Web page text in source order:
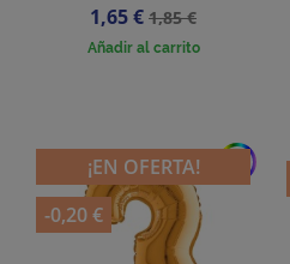
Precio
1,65 €Precio
base
1,85 €
Añadir al carrito
add
¡EN OFERTA!
-0,20 €